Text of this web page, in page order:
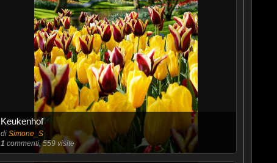
Keukenhof
diSimone_S
1 commenti, 559 visite